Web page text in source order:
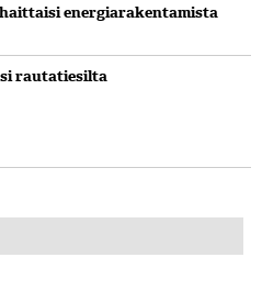
energiarakentamista
rautatiesilta